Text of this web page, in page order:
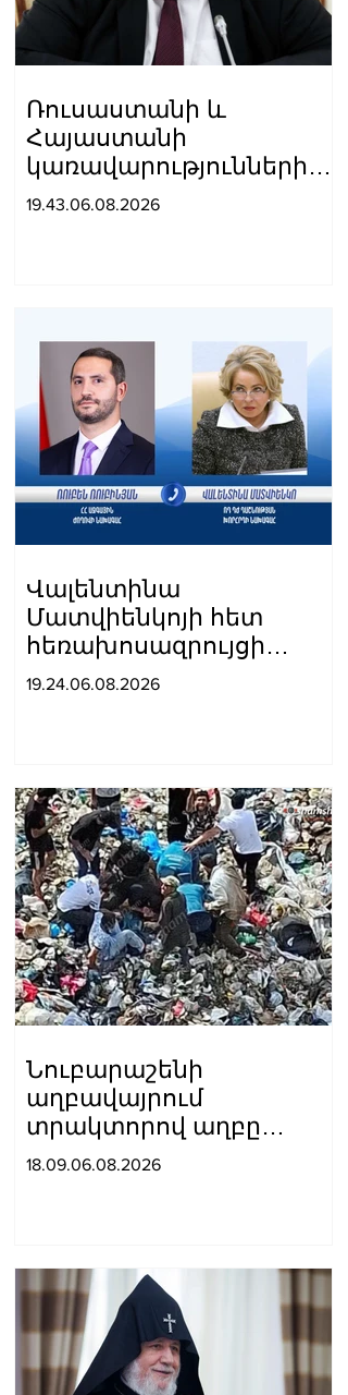
Ռուսաստանի և
Հայաստանի
կառավարությունների
պատվիրակությունների
19.43.06.08.2026
Վալենտինա
Մատվիենկոյի հետ
հեռախոսազրույցի
ընթացքում Ռուբեն
արտահանման անհիմն
սահմանափակումները
մտահոգիչ են
19.24.06.08.2026
Նուբարաշենի
աղբավայրում
տրակտորով աղբը
հրելիս այն լցվել է 29-
18.09.06.08.2026